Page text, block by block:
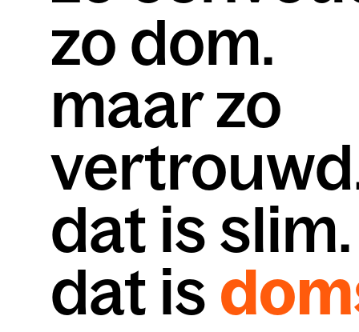
zo dom.
maar zo
dat is slim.
dat is